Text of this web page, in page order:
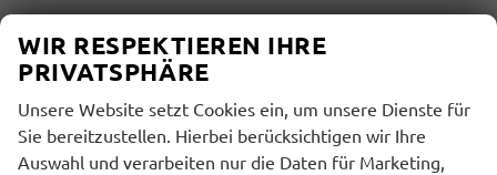
WIR RESPEKTIEREN IHRE
PRIVATSPHÄRE
Unsere Website setzt Cookies ein, um unsere Dienste für
Sie bereitzustellen. Hierbei berücksichtigen wir Ihre
Auswahl und verarbeiten nur die Daten für Marketing,